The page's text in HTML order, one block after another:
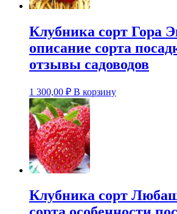
Клубника сорт Гора
описание сорта
отзывы садоводов
1 300,00 ₽ В корзину
Клубника сорт